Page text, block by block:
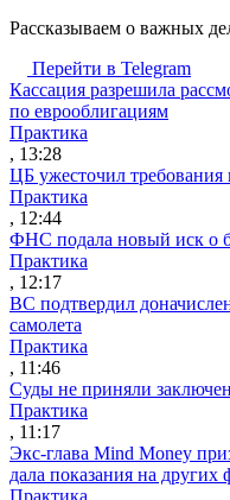
Рассказываем о важных
Перейти в Telegram
Кассация разрешила
по еврооблигациям
Практика
, 13:28
ЦБ ужесточил
Практика
, 12:44
ФНС подала новый иск о
Практика
, 12:17
ВС подтвердил
самолета
Практика
, 11:46
Суды не приняли
Практика
, 11:17
Экс-глава Mind Money
дала показания на других
Практика